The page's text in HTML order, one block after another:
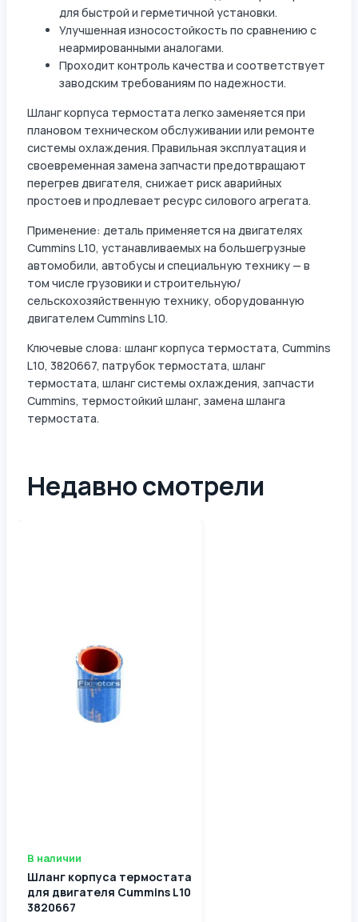
для быстрой и герметичной установки.
Улучшенная износостойкость по сравнению с
неармированными аналогами.
Проходит контроль качества и соответствует
заводским требованиям по надежности.
Шланг корпуса термостата легко заменяется при
плановом техническом обслуживании или ремонте
системы охлаждения. Правильная эксплуатация и
своевременная замена запчасти предотвращают
перегрев двигателя, снижает риск аварийных
простоев и продлевает ресурс силового агрегата.
Применение: деталь применяется на двигателях
Cummins L10, устанавливаемых на большегрузные
автомобили, автобусы и специальную технику — в
том числе грузовики и строительную/
сельскохозяйственную технику, оборудованную
двигателем Cummins L10.
Ключевые слова: шланг корпуса термостата, Cummins
L10, 3820667, патрубок термостата, шланг
термостата, шланг системы охлаждения, запчасти
Cummins, термостойкий шланг, замена шланга
термостата.
Недавно смотрели
В наличии
Шланг корпуса термостата
для двигателя Cummins L10
3820667